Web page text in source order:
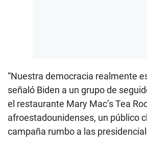
“Nuestra democracia realmente
señaló Biden a un grupo de
el restaurante Mary Mac’s Tea
afroestadounidenses, un público
campaña rumbo a las